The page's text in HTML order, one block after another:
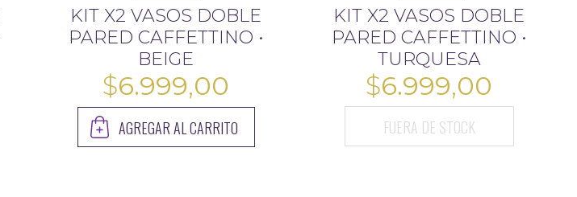
KIT X2 VASOS DOBLE
PARED CAFFETTINO •
BEIGE
$6.999,00
AGREGAR AL CARRITO
KIT X2 VASOS DOBLE
PARED CAFFETTINO •
TURQUESA
$6.999,00
FUERA DE STOCK